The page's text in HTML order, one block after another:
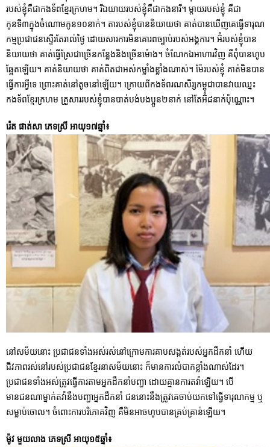
របស់ខ្ញុំគឺជាកងទ័ពខ្មែរក្រហម។ រីឯយាយរបស់ខ្ញុំគឺជាកងនារី។ ម្តាយរបស់ខ្ញុំ គឺជា
កូនទី៣ក្នុងចំណោមកូន១០នាក់។ តារបស់ខ្ញុំបាននិយាយថា គាត់បានឃើញគេធ្វើទារុណ
កម្មប្រជាជនស្ទើរតែរាល់ថ្ងៃ ដោយសារការមិនគោរពច្បាប់របស់អង្គការ។ អ៊ំរបស់ខ្ញុំបាន
និយាយថា គាត់ធ្វើស្រែជាច្រើនកន្លែងនិងច្រើនម៉ោង។ ចំណែកឯអាហារវិញ គឺពុំបានហូប
ឆ្អែតឡើយ។ គាត់និយាយថា គាត់ពិតជាអស់កម្លាំងខ្លាំងណាស់។ ម៉ែរបស់ខ្ញុំ គាត់មិនបាន
ធ្វើការអ្វីទេ ព្រោះគាត់នៅតូចនៅឡើយ។ ក្រោយពីកងទ័ពរណសិរ្សកម្ពុជាបានវាយឈ្នះ
កងទ័ពខ្មែរក្រហម គ្រួសាររបស់ខ្ញុំបានបាត់បង់បងប្អូន២នាក់ នៅតែអ៊ំ៨នាក់ប៉ុណ្ណោះ។
រ៉េត ផាត់សា ភេទស្រី អាយុ១៧ឆ្នាំ៖
នៅសម័យនោះ ប្រជាជនទាំងអស់រស់នៅក្រោមការគាបសង្កត់របស់អ្នកដឹកនាំ ហើយ
ជីវភាពរស់នៅរបស់ប្រជាជនខ្មែរនាសម័យនោះ ក៏មានការលំបាកខ្លាំងណាស់ដែរ។
ប្រជាជនទាំងអស់ត្រូវធ្វើការតាមអ្នកដឹកនាំបញ្ជា ដោយគ្មានការតវ៉ាឡើយ។ បើ
មានជនណាម្នាក់តវ៉ានឹងបញ្ជាអ្នកដឹកនាំ ជននោះនឹងត្រូវគេចាប់យកទៅធ្វើទារុណកម្ម ឬ
សម្លាប់ចោល។ ចំពោះការបរិភោគវិញ គឺមិនអាចហូបបានគ្រប់គ្រាន់ឡើយ។
ម៉ូវ មួយលាង ភេទស្រី អាយុ១៥ឆ្នាំ៖